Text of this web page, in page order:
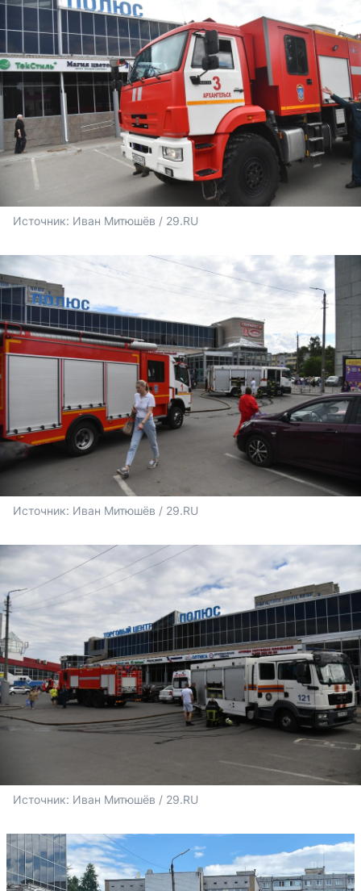
Источник: Иван Митюшёв / 29.RU
Источник: Иван Митюшёв / 29.RU
Источник: Иван Митюшёв / 29.RU